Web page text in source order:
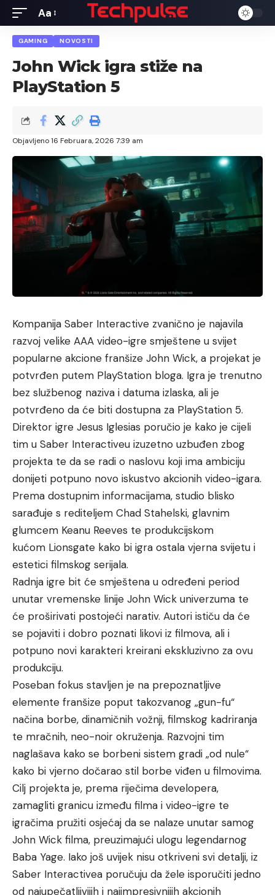
Font
Resizer
Aa
GAMING NOVOSTI
John Wick igra stiže na
PlayStation 5
Objavljeno 16 Februara, 2026 7:39 am
Kompanija Saber Interactive zvanično je najavila
razvoj velike AAA video-igre smještene u svijet
popularne akcione franšize John Wick, a projekat je
potvrđen putem PlayStation bloga. Igra je trenutno
bez službenog naziva i datuma izlaska, ali je
potvrđeno da će biti dostupna za PlayStation 5.
Direktor igre Jesus Iglesias poručio je kako je cijeli
tim u Saber Interactiveu izuzetno uzbuđen zbog
projekta te da se radi o naslovu koji ima ambiciju
donijeti potpuno novo iskustvo akcionih video-igara.
Prema dostupnim informacijama, studio blisko
sarađuje s rediteljem Chad Stahelski, glavnim
glumcem Keanu Reeves te produkcijskom
kućom Lionsgate kako bi igra ostala vjerna svijetu i
estetici filmskog serijala.
Radnja igre bit će smještena u određeni period
unutar vremenske linije John Wick univerzuma te
će proširivati postojeći narativ. Autori ističu da će
se pojaviti i dobro poznati likovi iz filmova, ali i
potpuno novi karakteri kreirani ekskluzivno za ovu
produkciju.
Poseban fokus stavljen je na prepoznatljive
elemente franšize poput takozvanog „gun-fu“
načina borbe, dinamičnih vožnji, filmskog kadriranja
te mračnih, neo-noir okruženja. Razvojni tim
naglašava kako se borbeni sistem gradi „od nule“
kako bi vjerno dočarao stil borbe viđen u filmovima.
Cilj projekta je, prema riječima developera,
zamagliti granicu između filma i video-igre te
igračima pružiti osjećaj da se nalaze unutar samog
John Wick filma, preuzimajući ulogu legendarnog
Baba Yage. Iako još uvijek nisu otkriveni svi detalji, iz
Saber Interactivea poručuju da žele isporučiti jedno
od najupečatljivijih i najimpresivnijih akcionih